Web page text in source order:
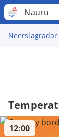
Nauru
Neerslagradar
12:00